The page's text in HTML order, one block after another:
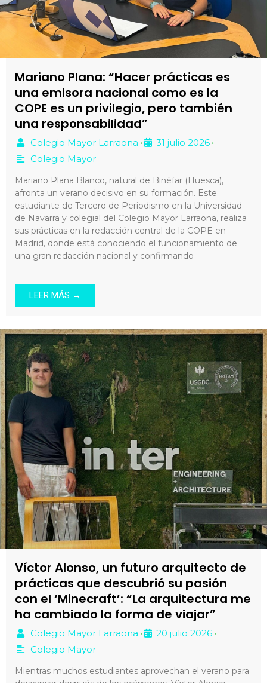
Mariano Plana: “Hacer prácticas es
una emisora nacional como es la
COPE es un privilegio, pero también
una responsabilidad”
Colegio Mayor Larraona • 31 julio 2026 •
Colegio Mayor
Mariano Plana Blanco, natural de Binéfar (Huesca),
afronta un verano decisivo en su formación. Este
estudiante de Tercero de Periodismo en la Universidad
de Navarra y colegial del Colegio Mayor Larraona, realiza
sus prácticas en la redacción central de la COPE en
Madrid, donde está conociendo el funcionamiento de
una gran redacción nacional y confirmando
LEER MÁS →
Víctor Alonso, un futuro arquitecto de
prácticas que descubrió su pasión
con el ‘Minecraft’: “La arquitectura me
ha cambiado la forma de viajar”
Colegio Mayor Larraona • 20 julio 2026 •
Colegio Mayor
Mientras muchos estudiantes aprovechan el verano para